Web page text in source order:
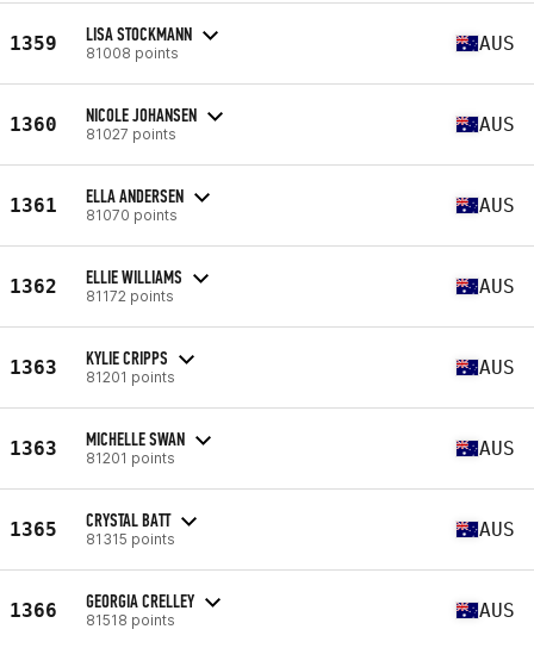
1359 LISA STOCKMANN
81008 points AUS
1360 NICOLE JOHANSEN
81027 points AUS
1361 ELLA ANDERSEN
81070 points AUS
1362 ELLIE WILLIAMS
81172 points AUS
1363 KYLIE CRIPPS
81201 points AUS
1363 MICHELLE SWAN
81201 points AUS
1365 CRYSTAL BATT
81315 points AUS
1366 GEORGIA CRELLEY
81518 points AUS